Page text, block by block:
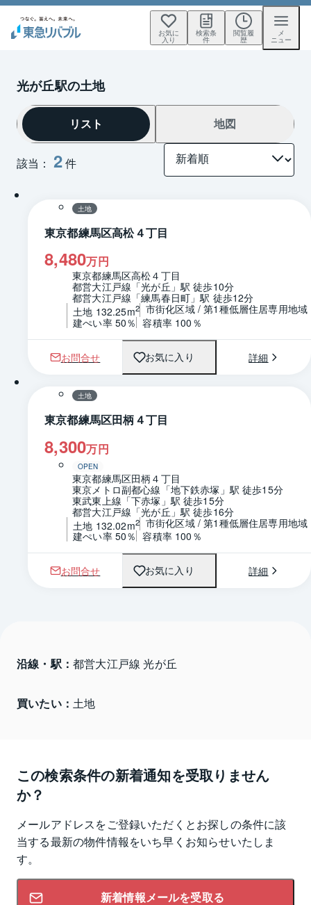
お気に
入り
検索条
件
閲覧履
歴
メ
ニュー
光が丘駅の土地
該当： 2件
リスト 地図
1 / 0 区画図
土地
東京都練馬区高松４丁目
8,480万円
東京都練馬区高松４丁目
都営大江戸線「光が丘」駅 徒歩10分
都営大江戸線「練馬春日町」駅 徒歩12分
土地 132.25m2 市街化区域 / 第1種低層住居専用地域
建ぺい率 50％ 容積率 100％
お問合せ お気に入り 詳細
1 / 0 区画図
土地
東京都練馬区田柄４丁目
8,300万円
OPEN
東京都練馬区田柄４丁目
東京メトロ副都心線「地下鉄赤塚」駅 徒歩15分
東武東上線「下赤塚」駅 徒歩15分
都営大江戸線「光が丘」駅 徒歩16分
土地 132.02m2 市街化区域 / 第1種低層住居専用地域
建ぺい率 50％ 容積率 100％
お問合せ お気に入り 詳細
沿線・駅： 都営大江戸線 光が丘
買いたい： 土地
この検索条件の新着通知を受取りません
か？
メールアドレスをご登録いただくとお探しの条件に該
当する最新の物件情報をいち早くお知らせいたしま
す。
新着情報メールを受取る